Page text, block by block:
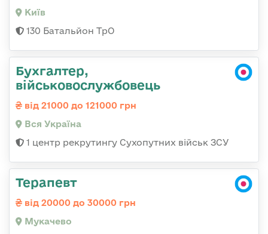
Київ
130 Батальйон ТрО
Бухгалтер,
військовослужбовець
від 21000 до 121000 грн
Вся Україна
1 центр рекрутингу Сухопутних військ ЗСУ
Терапевт
від 20000 до 30000 грн
Мукачево